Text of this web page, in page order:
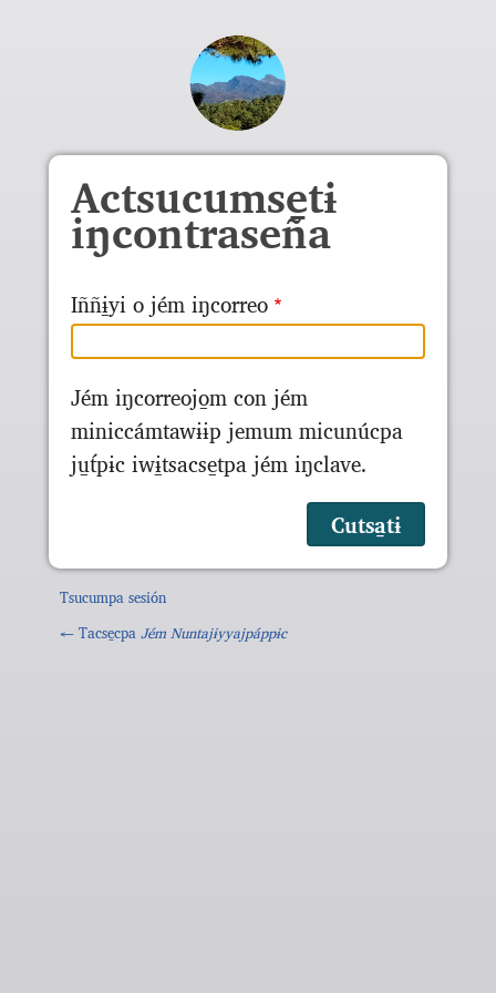
Actsucumse̱tɨ
iŋcontraseña
Iññɨ̱yi o jém iŋcorreo
Jém iŋcorreojo̱m con jém
miniccámtawɨɨp jemum micunúcpa
ju̱t́pɨc iwɨ̱tsacse̱tpa jém iŋclave.
Tsucumpa sesión
← Tacse̱cpa Jém Nuntajɨyyajpáppɨc